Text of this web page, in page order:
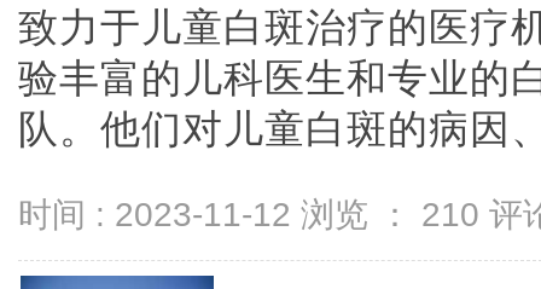
致力于儿童白斑治疗的医疗
验丰富的儿科医生和专业的
队。他们对儿童白斑的病因
时间 : 2023-11-12 浏览 ： 210 评